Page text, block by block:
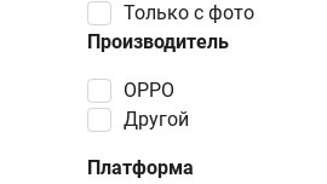
Производитель
OPPO
Другой
Платформа
Только с фото